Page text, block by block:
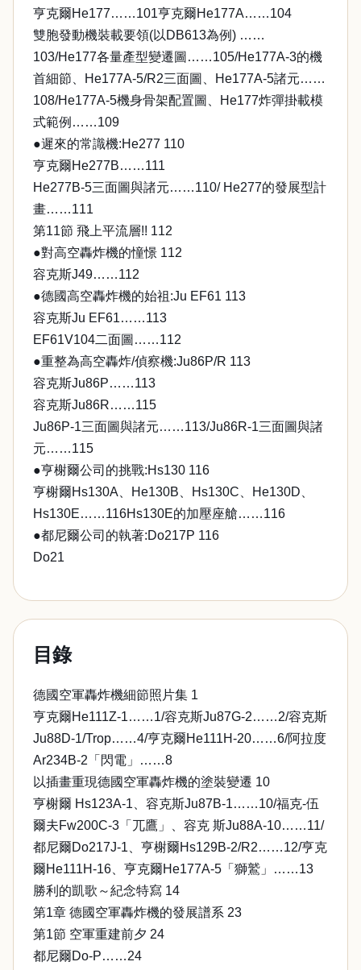
亨克爾He177……101亨克爾He177A……104
雙胞發動機裝載要領(以DB613為例) ……
103/He177各量產型變遷圖……105/He177A-3的機
首細節、He177A-5/R2三面圖、He177A-5諸元……
108/He177A-5機身骨架配置圖、He177炸彈掛載模
式範例……109
●遲來的常識機:He277 110
亨克爾He277B……111
He277B-5三面圖與諸元……110/ He277的發展型計
畫……111
第11節 飛上平流層!! 112
●對高空轟炸機的憧憬 112
容克斯J49……112
●德國高空轟炸機的始祖:Ju EF61 113
容克斯Ju EF61……113
EF61V104二面圖……112
●重整為高空轟炸/偵察機:Ju86P/R 113
容克斯Ju86P……113
容克斯Ju86R……115
Ju86P-1三面圖與諸元……113/Ju86R-1三面圖與諸
元……115
●亨榭爾公司的挑戰:Hs130 116
亨榭爾Hs130A、He130B、Hs130C、He130D、
Hs130E……116Hs130E的加壓座艙……116
●都尼爾公司的執著:Do217P 116
Do21
目錄
德國空軍轟炸機細節照片集 1
亨克爾He111Z-1……1/容克斯Ju87G-2……2/容克斯
Ju88D-1/Trop……4/亨克爾He111H-20……6/阿拉度
Ar234B-2「閃電」……8
以插畫重現德國空軍轟炸機的塗裝變遷 10
亨榭爾 Hs123A-1、容克斯Ju87B-1……10/福克-伍
爾夫Fw200C-3「兀鷹」、容克 斯Ju88A-10……11/
都尼爾Do217J-1、亨榭爾Hs129B-2/R2……12/亨克
爾He111H-16、亨克爾He177A-5「獅鷲」……13
勝利的凱歌～紀念特寫 14
第1章 德國空軍轟炸機的發展譜系 23
第1節 空軍重建前夕 24
都尼爾Do-P……24